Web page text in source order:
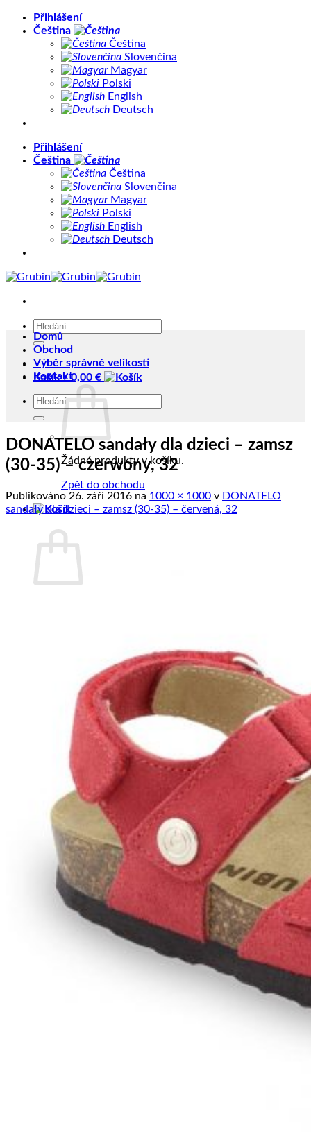
PřeskočitPřihlášení
Čeština
Čeština
Slovenčina
Magyar
Polski
English
Deutsch
Přihlášení
Čeština
Čeština
Slovenčina
Magyar
Polski
English
Deutsch
Hledat:
Košík /0,00 €
Žádné produkty v košíku.
Zpět do obchodu
Domů
Obchod
Výběr správné velikosti
Kontakt
Hledat:
DONATELO sandały dla dzieci – zamsz
(30-35) – czerwony, 32
Publikováno 26. září 2016 na 1000 × 1000 v DONATELO
sandały dla dzieci – zamsz (30-35) – červená, 32